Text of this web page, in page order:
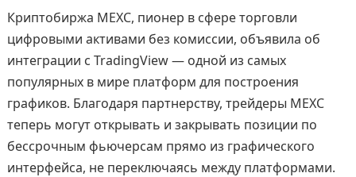
Криптобиржа MEXC, пионер в сфере торговли
цифровыми активами без комиссии, объявила об
интеграции с TradingView — одной из самых
популярных в мире платформ для построения
графиков. Благодаря партнерству, трейдеры MEXC
теперь могут открывать и закрывать позиции по
бессрочным фьючерсам прямо из графического
интерфейса, не переключаясь между платформами.